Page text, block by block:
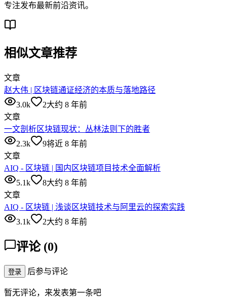
专注发布最新前沿资讯。
相似文章推荐
文章
赵大伟 | 区块链通证经济的本质与落地路径
3.0k
2大约 8 年前
文章
一文剖析区块链现状：丛林法则下的胜者
2.3k
9将近 8 年前
文章
AIQ - 区块链 | 国内区块链项目技术全面解析
5.1k
8大约 8 年前
文章
AIQ - 区块链 | 浅谈区块链技术与阿里云的探索实践
3.1k
2大约 8 年前
评论 (0)
登录 后参与评论
暂无评论，来发表第一条吧